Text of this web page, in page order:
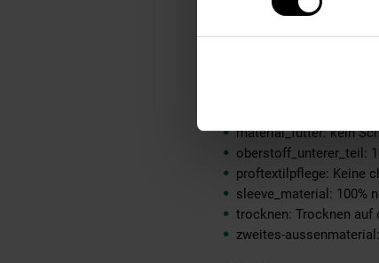
material-oberstoff-
material-oberstoff-
material_futter: kein
oberstoff_unterer_teil:
proftextilpflege: Keine
sleeve_material: 100%
trocknen: Trocknen auf
zweites-